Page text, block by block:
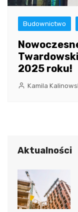
Budownictwo
2025 roku!
Kamila
Aktualności